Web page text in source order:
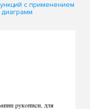
с применением